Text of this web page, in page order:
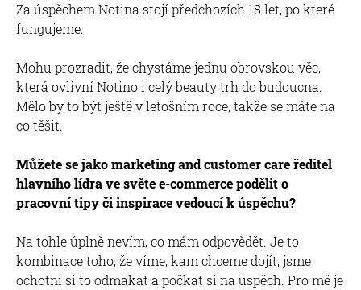
Za úspěchem Notina stojí předchozích 18 let, po které
fungujeme.
Mohu prozradit, že chystáme jednu obrovskou věc,
která ovlivní Notino i celý beauty trh do budoucna.
Mělo by to být ještě v letošním roce, takže se máte na
co těšit.
Můžete se jako marketing and customer care ředitel
hlavního lídra ve světe e-commerce podělit o
pracovní tipy či inspirace vedoucí k úspěchu?
Na tohle úplně nevím, co mám odpovědět. Je to
kombinace toho, že víme, kam chceme dojít, jsme
ochotni si to odmakat a počkat si na úspěch. Pro mě je